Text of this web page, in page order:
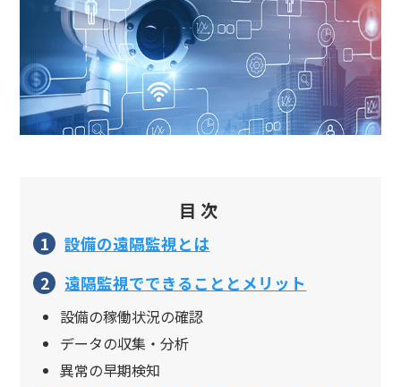
目次
設備の遠隔監視とは
遠隔監視でできることとメリット
設備の稼働状況の確認
データの収集・分析
異常の早期検知